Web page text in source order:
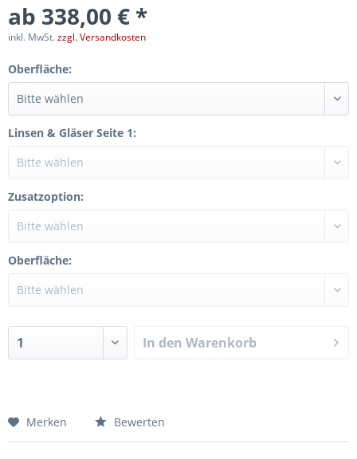
ab 338,00 € *
inkl. MwSt.zzgl. Versandkosten
Oberfläche:
Linsen & Gläser Seite 1:
Zusatzoption:
Oberfläche:
In den Warenkorb
Merken Bewerten